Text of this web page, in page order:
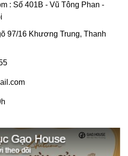
: Số 401B - Vũ Tông Phan -
97/16 Khương Trung, Thanh